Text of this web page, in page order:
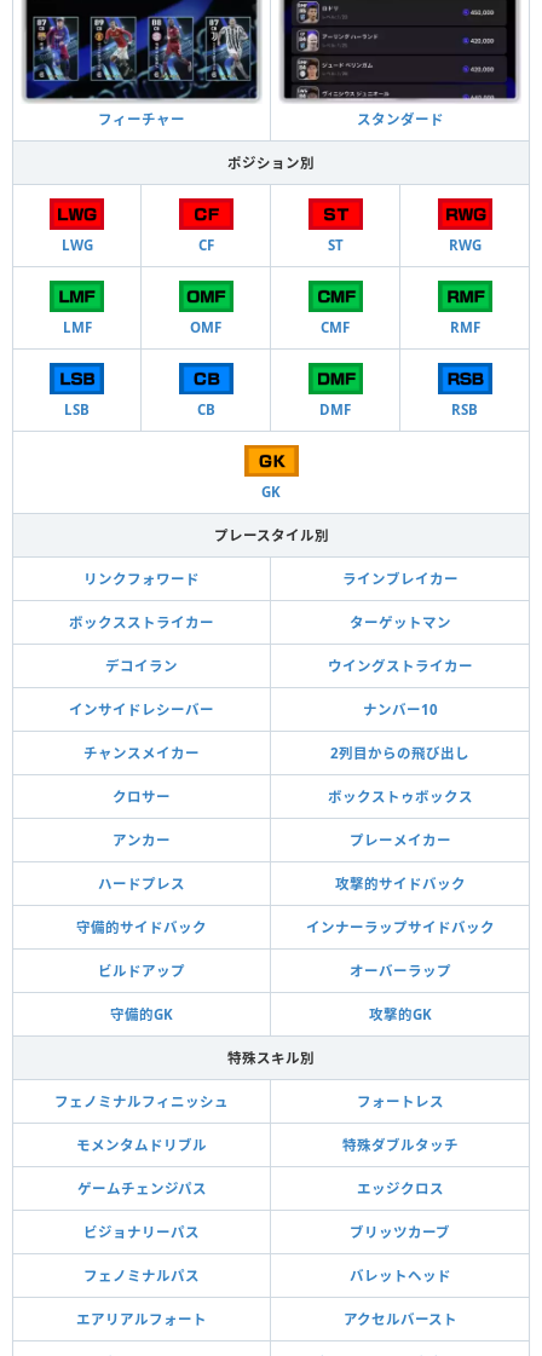
フィーチャー スタンダード
ポジション別
LWG CF ST RWG
LMF OMF CMF RMF
LSB CB DMF RSB
GK
プレースタイル別
リンクフォワード ラインブレイカー
ボックスストライカー ターゲットマン
デコイラン ウイングストライカー
インサイドレシーバー ナンバー10
チャンスメイカー 2列目からの飛び出し
クロサー ボックストゥボックス
アンカー プレーメイカー
ハードプレス 攻撃的サイドバック
守備的サイドバック インナーラップサイドバック
ビルドアップ オーバーラップ
守備的GK 攻撃的GK
特殊スキル別
フェノミナルフィニッシュ フォートレス
モメンタムドリブル 特殊ダブルタッチ
ゲームチェンジパス エッジクロス
ビジョナリーパス ブリッツカーブ
フェノミナルパス バレットヘッド
エアリアルフォート アクセルバースト